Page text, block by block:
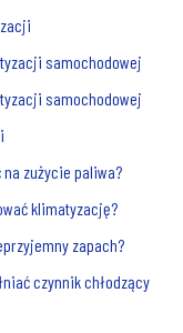
samochodowej
samochodowej
na zużycie paliwa?
klimatyzację?
zapach?
czynnik chłodzący